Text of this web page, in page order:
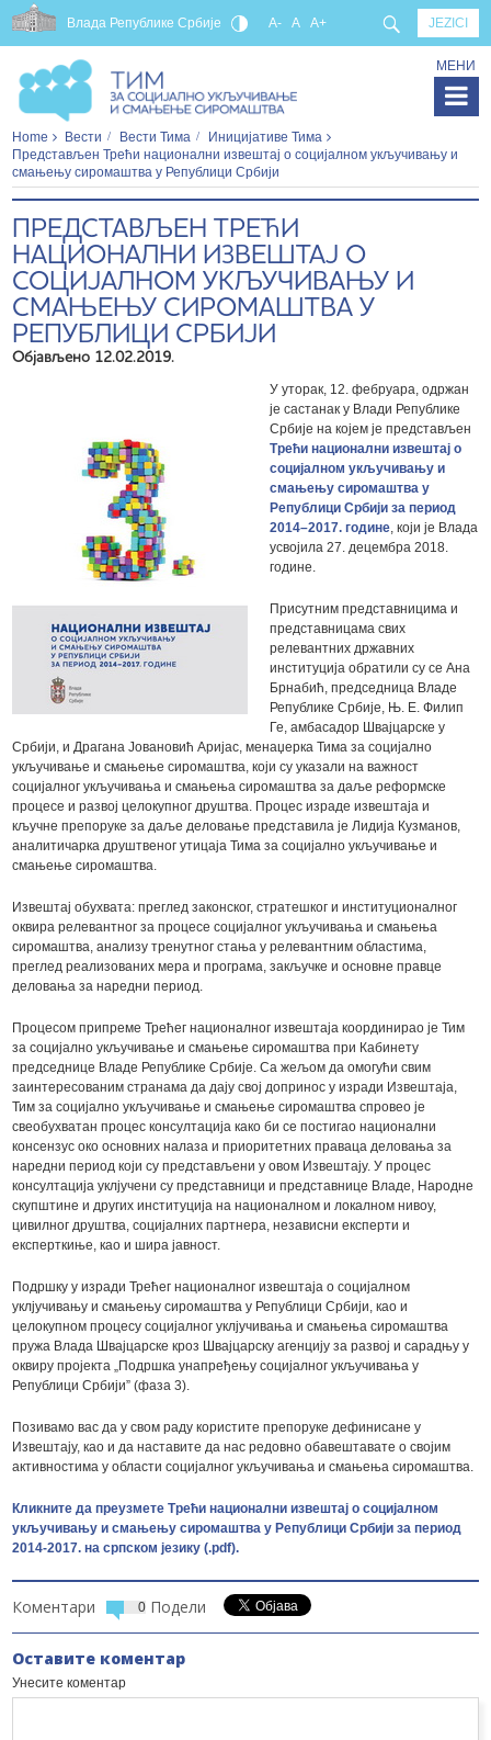
Влада Републике Србије JEZICI
A- A A+
МЕНИ
Home Вести Вести Тима
Иницијативе Тима
Представљен Трећи национални извештај о социјалном укључивању и
смањењу сиромаштва у Републици Србији
ПРЕДСТАВЉЕН ТРЕЋИ
НАЦИОНАЛНИ ИЗВЕШТАЈ О
СОЦИЈАЛНОМ УКЉУЧИВАЊУ И
СМАЊЕЊУ СИРОМАШТВА У
РЕПУБЛИЦИ СРБИЈИ
Објављено 12.02.2019.
У уторак, 12. фебруара, одржан
је састанак у Влади Републике
Србије на којем је представљен
Трећи национални извештај о
социјалном укључивању и
смањењу сиромаштва у
Републици Србији за период
2014–2017. године , који је Влада
усвојила 27. децембра 2018.
године.
Присутним представницима и
представницама свих
релевантних државних
институција обратили су се Ана
Брнабић, председница Владе
Републике Србије, Њ. Е. Филип
Ге, амбасадор Швајцарске у
Србији, и Драгана Јовановић Аријас, менаџерка Тима за социјално
укључивање и смањење сиромаштва, који су указали на важност
социјалног укључивања и смањења сиромаштва за даље реформске
процесе и развој целокупног друштва. Процес израде извештаја и
кључне препоруке за даље деловање представила је Лидија Кузманов,
аналитичарка друштвеног утицаја Тима за социјално укључивање и
смањење сиромаштва.
Извештај обухвата: преглед законског, стратешког и институционалног
оквира релевантног за процесе социјалног укључивања и смањења
сиромаштва, анализу тренутног стања у релевантним областима,
преглед реализованих мера и програма, закључке и основне правце
деловања за наредни период.
Процесом припреме Трећег националног извештаја координирао је Тим
за социјално укључивање и смањење сиромаштва при Кабинету
председнице Владе Републике Србије. Са жељом да омогући свим
заинтересованим странама да дају свој допринос у изради Извештаја,
Тим за социјално укључивање и смањење сиромаштва спровео је
свеобухватан процес консултација како би се постигао национални
консензус око основних налаза и приоритетних праваца деловања за
наредни период који су представљени у овом Извештају. У процес
консултација уклјучени су представници и представнице Владе, Народне
скупштине и других институција на националном и локалном нивоу,
цивилног друштва, социјалних партнера, независни експерти и
експерткиње, као и шира јавност.
Подршку у изради Трећег националног извештаја о социјалном
уклјучивању и смањењу сиромаштва у Републици Србији, као и
целокупном процесу социјалног уклјучивања и смањења сиромаштва
пружа Влада Швајцарске кроз Швајцарску агенцију за развој и сарадњу у
оквиру пројекта „Подршка унапређењу социјалног укључивања у
Републици Србији” (фаза 3).
Позивамо вас да у свом раду користите препоруке дефинисане у
Извештају, као и да наставите да нас редовно обавештавате о својим
активностима у области социјалног укључивања и смањења сиромаштва.
Кликните да преузмете Трећи национални извештај о социјалном
укључивању и смањењу сиромаштва у Републици Србији за период
2014-2017. на српском језику (.pdf).
Коментари 0 Подели
Оставите коментар
Унесите коментар